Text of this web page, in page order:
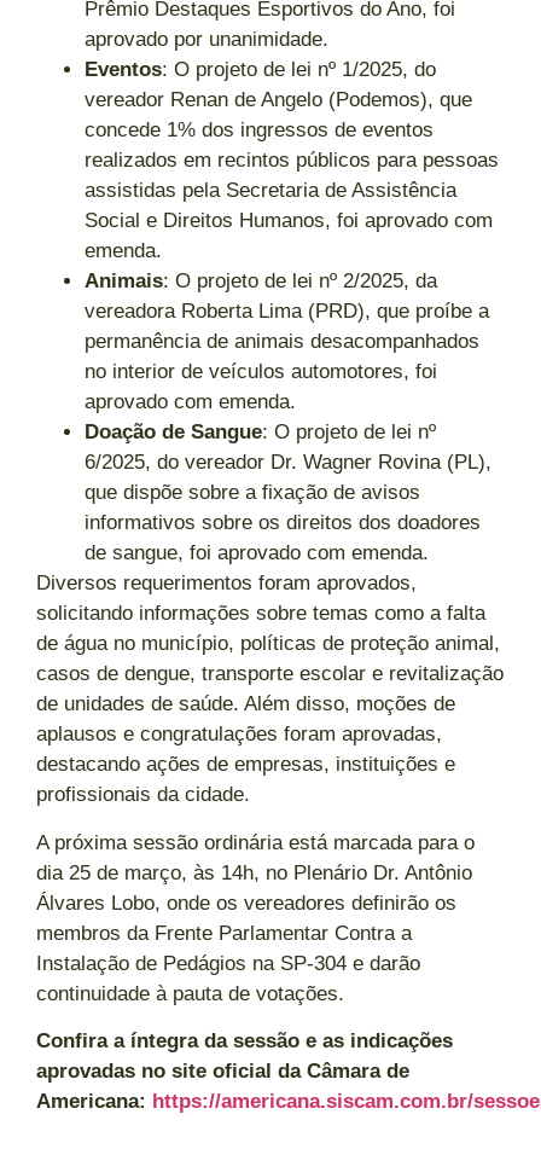
Prêmio Destaques Esportivos do Ano, foi
aprovado por unanimidade.
Eventos: O projeto de lei nº 1/2025, do
vereador Renan de Angelo (Podemos), que
concede 1% dos ingressos de eventos
realizados em recintos públicos para pessoas
assistidas pela Secretaria de Assistência
Social e Direitos Humanos, foi aprovado com
emenda.
Animais: O projeto de lei nº 2/2025, da
vereadora Roberta Lima (PRD), que proíbe a
permanência de animais desacompanhados
no interior de veículos automotores, foi
aprovado com emenda.
Doação de Sangue: O projeto de lei nº
6/2025, do vereador Dr. Wagner Rovina (PL),
que dispõe sobre a fixação de avisos
informativos sobre os direitos dos doadores
de sangue, foi aprovado com emenda.
Diversos requerimentos foram aprovados,
solicitando informações sobre temas como a falta
de água no município, políticas de proteção animal,
casos de dengue, transporte escolar e revitalização
de unidades de saúde. Além disso, moções de
aplausos e congratulações foram aprovadas,
destacando ações de empresas, instituições e
profissionais da cidade.
A próxima sessão ordinária está marcada para o
dia 25 de março, às 14h, no Plenário Dr. Antônio
Álvares Lobo, onde os vereadores definirão os
membros da Frente Parlamentar Contra a
Instalação de Pedágios na SP-304 e darão
continuidade à pauta de votações.
Confira a íntegra da sessão e as indicações
aprovadas no site oficial da Câmara de
Americana: https://americana.siscam.com.br/